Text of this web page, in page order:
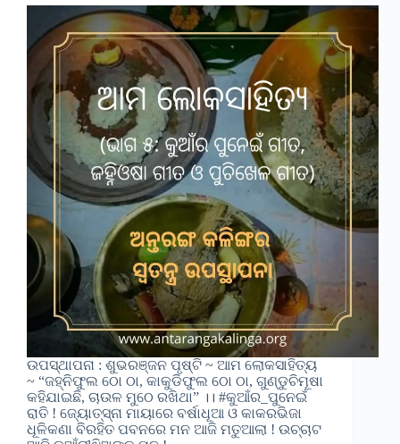
ଉପସ୍ଥାପନା : ଶୁଭରଞ୍ଜନ ପୃଷ୍ଟି ~ ଆମ ଲୋକସାହିତ୍ୟ
~ “ଜହ୍ନିଫୁଲ ଠୋ ଠା, କାକୁଡିଫୁଲ ଠୋ ଠା, ଗୁଣ୍ଡୁଚିମୂଷା
କହିଯାଇଛି, ଚାଉଳ ମୁଠେ ରଖିଥା” ।। #କୁଆଁର_ପୁନେଇଁ
ରାତି ! ଜ୍ୟୋତ୍ସ୍ନା ମାୟାରେ ବର୍ଷାଧୂଆ ଓ କାକରଭିଜା
ଧୂଳିକଣା ବିରହିତ ପବନରେ ମନ ଆଜି ମତୁଆଲା ! ଉଚ୍ଚାଟ